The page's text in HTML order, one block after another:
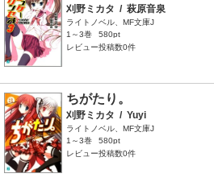
刈野ミカタ / 萩原音泉
ライトノベル、MF文庫J
1～3巻
580pt
レビュー投稿数0件
ちがたり。
刈野ミカタ / Yuyi
ライトノベル、MF文庫J
1～3巻
580pt
レビュー投稿数0件